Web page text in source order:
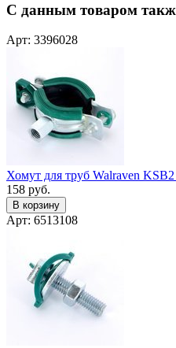
С данным товаром
Арт: 3396028
Хомут для труб Walraven
158 руб.
В корзину
Арт: 6513108